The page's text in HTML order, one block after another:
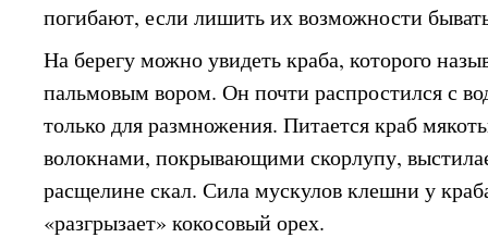
погибают, если лишить их возможности
На берегу можно увидеть краба, которого
пальмовым вором. Он почти распростился с
только для размножения. Питается краб
волокнами, покрывающими скорлупу,
расщелине скал. Сила мускулов клешни у
«разгрызает» кокосовый орех.